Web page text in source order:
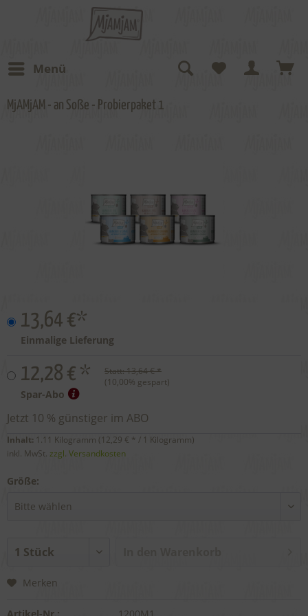
Menü
MjAMjAM - an Soße - Probierpaket 1
13,64 €*
Einmalige Lieferung
12,28 € * Statt:13,64 € *
(10,00% gespart)
Spar-Abo
Jetzt 10 % günstiger im ABO
Inhalt: 1.11 Kilogramm (12,29 € * / 1 Kilogramm)
inkl. MwSt. zzgl. Versandkosten
Größe:
Merken